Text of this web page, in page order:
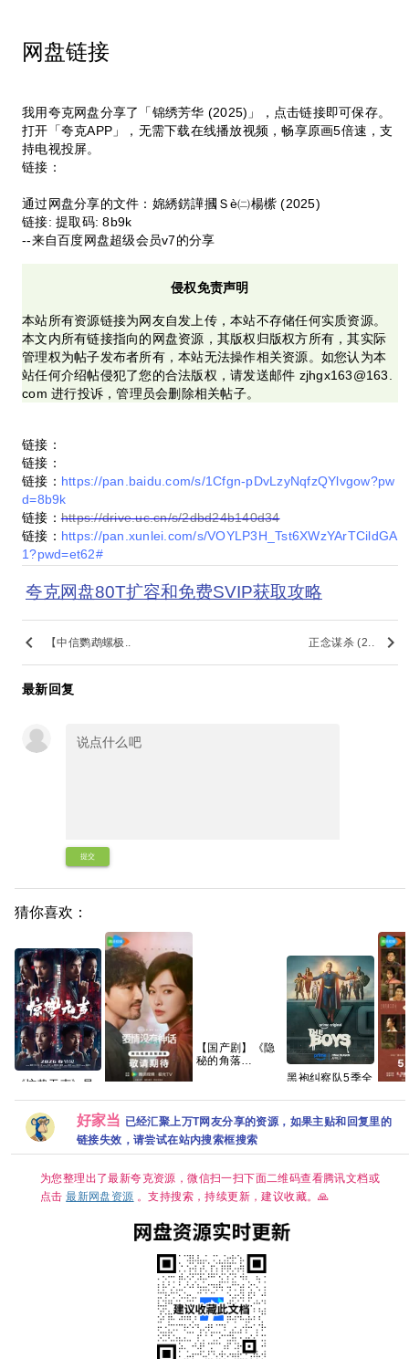
网盘链接
我用夸克网盘分享了「锦绣芳华 (2025)」，点击链接即可保存。
打开「夸克APP」，无需下载在线播放视频，畅享原画5倍速，支
持电视投屏。
链接：
通过网盘分享的文件：婂綉錺譁摑Ｓè㈡楊橴 (2025)
链接: 提取码: 8b9k
--来自百度网盘超级会员v7的分享
侵权免责声明
本站所有资源链接为网友自发上传，本站不存储任何实质资源。
本文内所有链接指向的网盘资源，其版权归版权方所有，其实际
管理权为帖子发布者所有，本站无法操作相关资源。如您认为本
站任何介绍帖侵犯了您的合法版权，请发送邮件 zjhgx163@163.
com 进行投诉，管理员会删除相关帖子。
链接：
链接：
链接： https://pan.baidu.com/s/1Cfgn-pDvLzyNqfzQYlvgow?pw
d=8b9k
链接：https://drive.uc.cn/s/2dbd24b140d34
链接： https://pan.xunlei.com/s/VOYLP3H_Tst6XWzYArTCildGA
1?pwd=et62#
夸克网盘80T扩容和免费SVIP获取攻略
keyboard_arrow_left 【中信鹦鹉螺极.. 正念谋杀 (2.. keyboard_arrow_right
最新回复
提交
猜你喜欢：
《惊蛰无声》易
张译 刘诗诗
2026/剧情/犯
罪/4K电影 夸克
爱情没有神话
(2026)更新中
4k+1080P国语
中字网盘资源
[0.9GB集]
【国产剧】《隐
秘的角落
字】【全12集】
黑袍纠察队5季全
作科幻/喜剧犯
罪】夸克
主角
臻彩-
益/刘
1GB]
好家当 已经汇聚上万T网友分享的资源，如果主贴和回复里的
链接失效，请尝试在站内搜索框搜索
为您整理出了最新夸克资源，微信扫一扫下面二维码查看腾讯文档或
点击最新网盘资源 。支持搜索，持续更新，建议收藏。🙏